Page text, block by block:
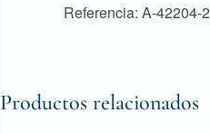
Referencia: A-42204-2
Productos relacionados